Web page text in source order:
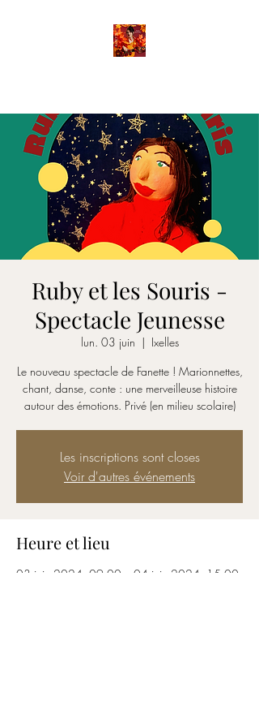
Ruby et les Souris -
Spectacle Jeunesse
lun. 03 juin
  |
Ixelles
Le nouveau spectacle de Fanette ! Marionnettes,
chant, danse, conte : une merveilleuse histoire
autour des émotions. Privé (en milieu scolaire)
Les inscriptions sont closes
Voir d'autres événements
Heure et lieu
03 juin 2024, 09:00 – 04 juin 2024, 15:00